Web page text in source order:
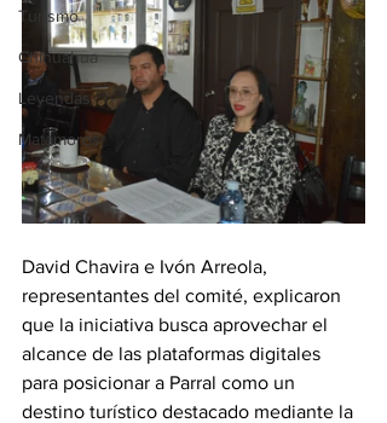
Turismo
Chihuahua
Leyendas
Matamoros
David Chavira e Ivón Arreola,
representantes del comité, explicaron
que la iniciativa busca aprovechar el
alcance de las plataformas digitales
para posicionar a Parral como un
destino turístico destacado mediante la